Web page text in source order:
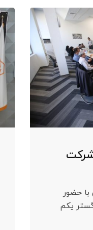
شرکت
با حضور
یکم